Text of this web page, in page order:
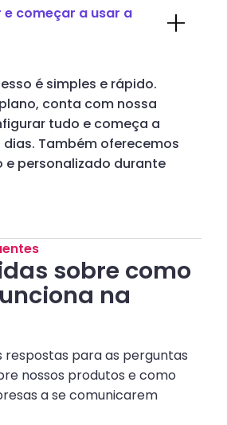
sobre como
na
respostas para as perguntas
nossos produtos e como
a se comunicarem
começar a usar a
é simples e rápido.
conta com nossa
tudo e começa a
Também oferecemos
e personalizado durante